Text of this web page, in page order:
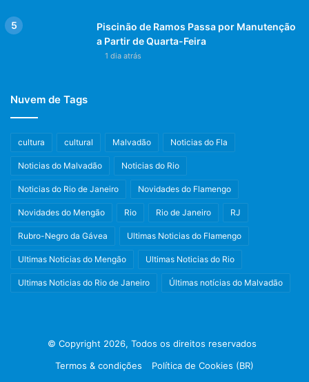
tais como, “Esperanças Mil”, “Você É Que Me Acalma”,
entre outros.
artistas da MPB, entre seus parceiros estão: Maestro
Jobam, Serginho Meriti, Arlindo Cruz, Luis Carlos (Raça
Negra), Marcos Arrojo, Delcio Luis, Antônio Luis, Bedeu,
Pedrinho da Flor, Negritude Jr, Bebeto, Carlinhos PQD,
Alexandre ,Nilton Ribeiro, Toca Martins.
Em suas apresentações destaca-se um bloco com os
grandes sucessos de Jorge Bem, seu último projeto foi em
2013,Dhema 25 anos de Sucesso.
No comando das carrapetas entre um show e outro, oDJ
Maycon. Menores de idade não entram. É necessária a
Diversas são as opções de ingressos, mesas, pista vip,
pista comum e camarote. Os ingressos podem ser
Piscinão de Ramos Passa por Manutenção
a Partir de Quarta-Feira
1 dia atrás
Nuvem de Tags
cultura cultural Malvadão Noticias do Fla
Noticias do Malvadão Noticias do Rio
Noticias do Rio de Janeiro Novidades do Flamengo
Novidades do Mengão Rio Rio de Janeiro RJ
Rubro-Negro da Gávea Ultimas Noticias do Flamengo
Ultimas Noticias do Mengão Ultimas Noticias do Rio
Ultimas Noticias do Rio de Janeiro Últimas notícias do Malvadão
© Copyright 2026, Todos os direitos reservados
Termos & condições
Política de Cookies (BR)